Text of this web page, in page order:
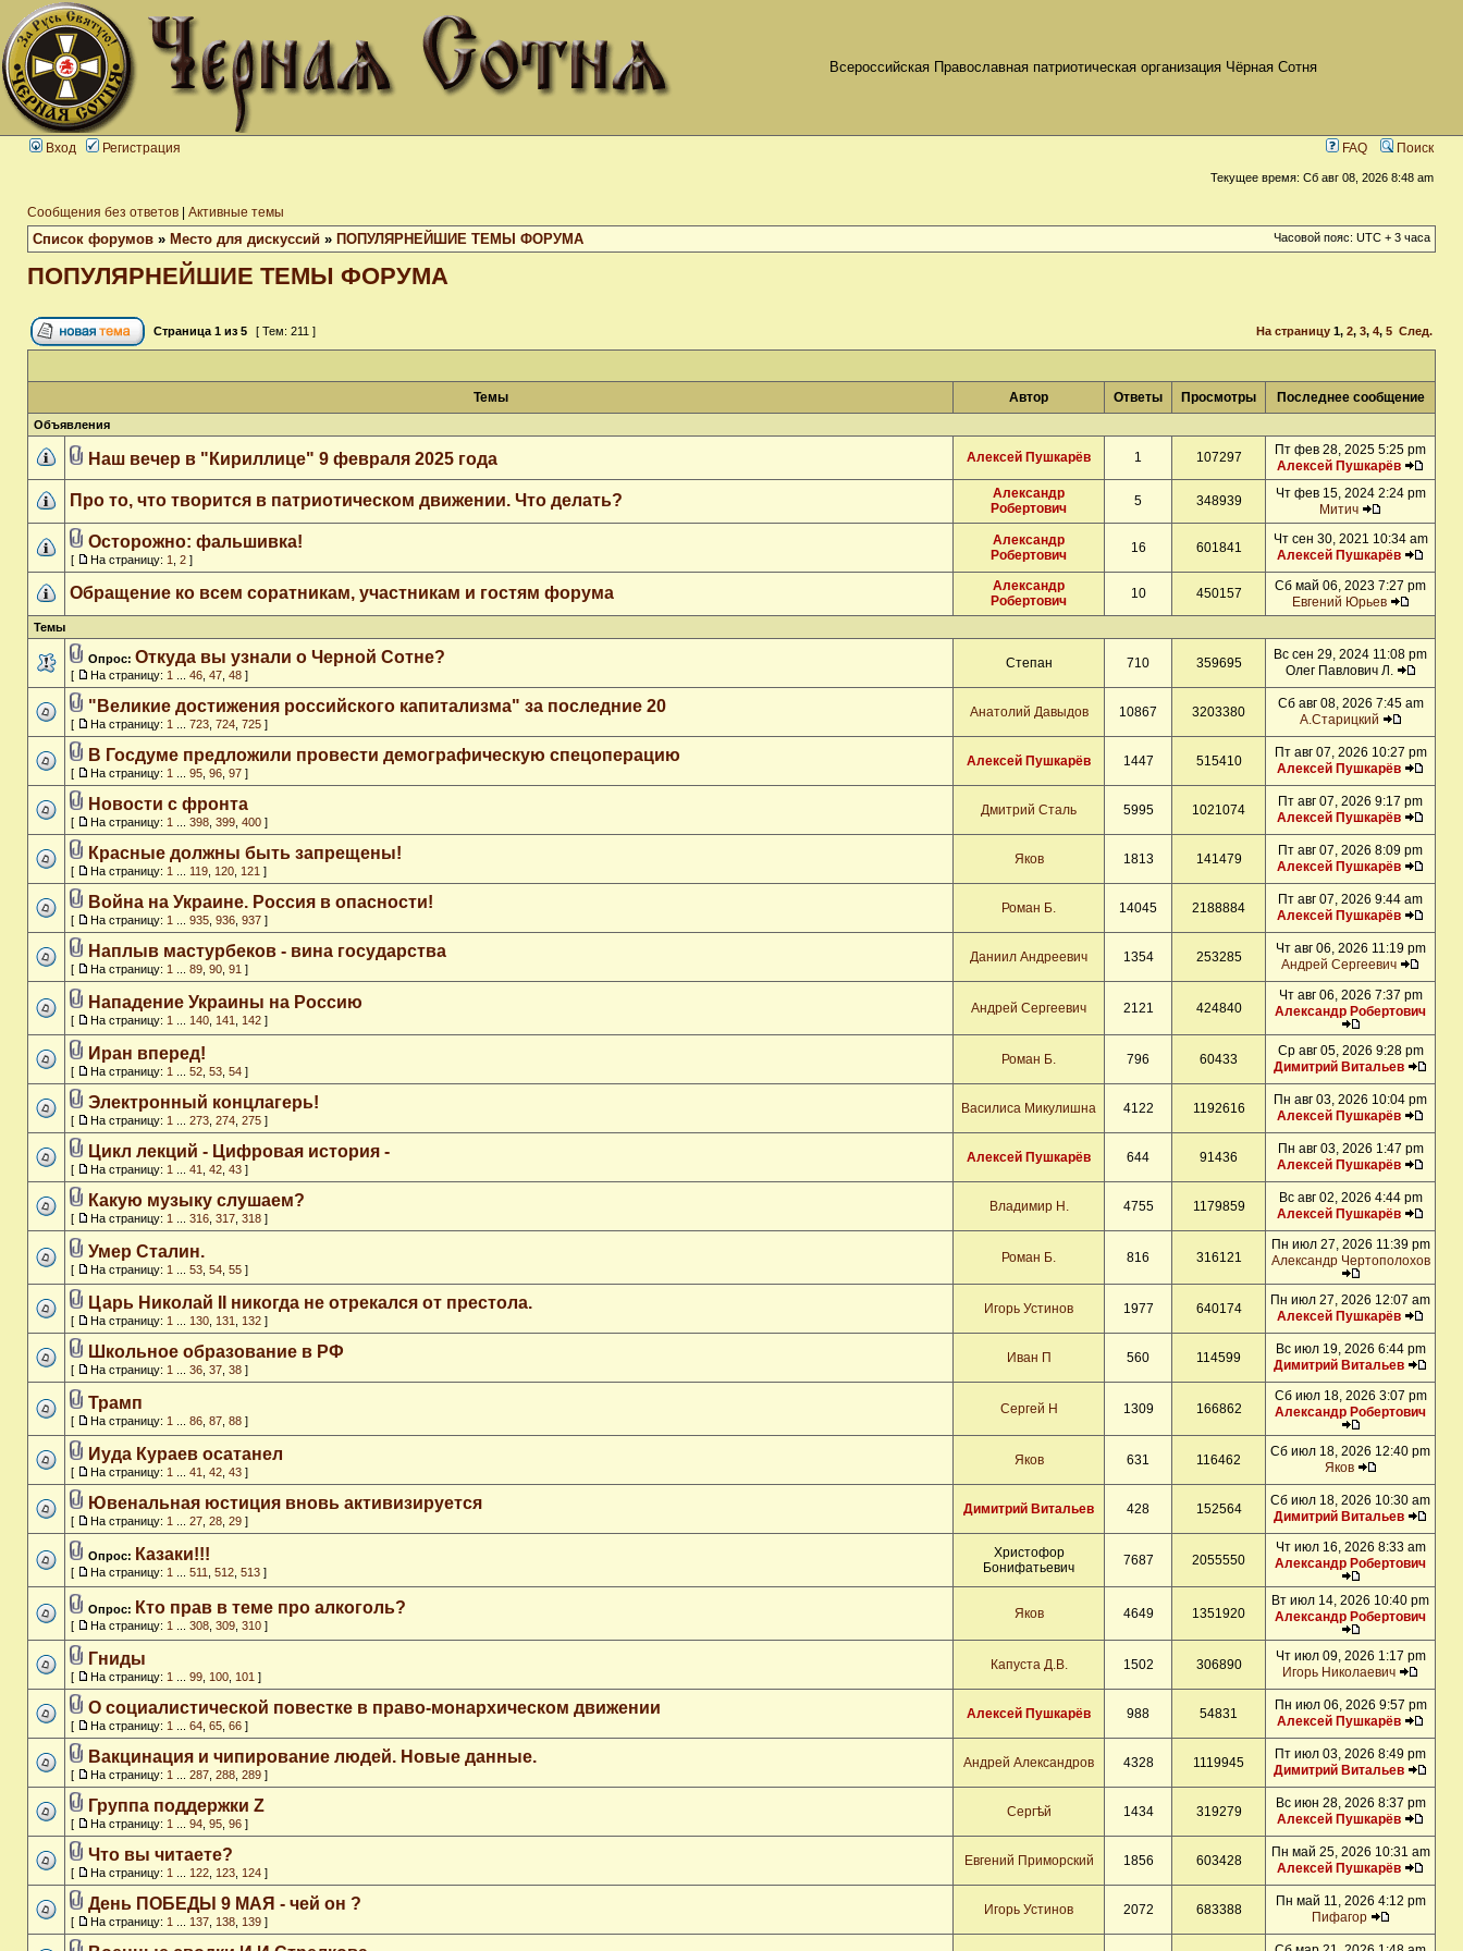
Всероссийская Православная патриотическая организация Чёрная Сотня
Вход Регистрация FAQ Поиск
Текущее время: Сб авг 08, 2026 8:48 am
Сообщения без ответов Активные темы
Список форумов » Место для дискуссий » ПОПУЛЯРНЕЙШИЕ ТЕМЫ ФОРУМА Часовой пояс: UTC + 3 часа
ПОПУЛЯРНЕЙШИЕ ТЕМЫ ФОРУМА
Страница 1 из 5 [ Тем: 211 ] На страницу 1, 2, 3, 4, 5 След.
Темы Автор Ответы Просмотры Последнее сообщение
Объявления
Наш вечер в "Кириллице" 9 февраля 2025 года Алексей Пушкарёв 1 107297
Пт фев 28, 2025 5:25 pm
Алексей Пушкарёв
Про то, что творится в патриотическом движении. Что делать?
Александр
Робертович
5 348939
Чт фев 15, 2024 2:24 pm
Митич
Осторожно: фальшивка!
[ На страницу: 1 2 ]
Александр
Робертович
16 601841
Чт сен 30, 2021 10:34 am
Алексей Пушкарёв
Обращение ко всем соратникам, участникам и гостям форума
Александр
Робертович
10 450157
Сб май 06, 2023 7:27 pm
Евгений Юрьев
Темы
Опрос: Откуда вы узнали о Черной Сотне?
[ На страницу: 1 46 47 48 ]
Степан 710 359695
Вс сен 29, 2024 11:08 pm
Олег Павлович Л.
"Великие достижения российского капитализма" за последние 20
[ На страницу: 1 723 724 725 ]
Анатолий Давыдов 10867 3203380
Сб авг 08, 2026 7:45 am
А.Старицкий
В Госдуме предложили провести демографическую спецоперацию
[ На страницу: 1 95 96 97 ]
Алексей Пушкарёв 1447 515410
Пт авг 07, 2026 10:27 pm
Алексей Пушкарёв
Новости с фронта
[ На страницу: 1 398 399 400 ]
Дмитрий Сталь 5995 1021074
Пт авг 07, 2026 9:17 pm
Алексей Пушкарёв
Красные должны быть запрещены!
[ На страницу: 1 119 120 121 ]
Яков 1813 141479
Пт авг 07, 2026 8:09 pm
Алексей Пушкарёв
Война на Украине. Россия в опасности!
[ На страницу: 1 935 936 937 ]
Роман Б. 14045 2188884
Пт авг 07, 2026 9:44 am
Алексей Пушкарёв
Наплыв мастурбеков - вина государства
[ На страницу: 1 89 90 91 ]
Даниил Андреевич 1354 253285
Чт авг 06, 2026 11:19 pm
Андрей Сергеевич
Нападение Украины на Россию
[ На страницу: 1 140 141 142 ]
Андрей Сергеевич 2121 424840
Чт авг 06, 2026 7:37 pm
Александр Робертович
Иран вперед!
[ На страницу: 1 52 53 54 ]
Роман Б. 796 60433
Ср авг 05, 2026 9:28 pm
Димитрий Витальев
Электронный концлагерь!
[ На страницу: 1 273 274 275 ]
Василиса Микулишна 4122 1192616
Пн авг 03, 2026 10:04 pm
Алексей Пушкарёв
Цикл лекций - Цифровая история -
[ На страницу: 1 41 42 43 ]
Алексей Пушкарёв 644 91436
Пн авг 03, 2026 1:47 pm
Алексей Пушкарёв
Какую музыку слушаем?
[ На страницу: 1 316 317 318 ]
Владимир Н. 4755 1179859
Вс авг 02, 2026 4:44 pm
Алексей Пушкарёв
Умер Сталин.
[ На страницу: 1 53 54 55 ]
Роман Б. 816 316121
Пн июл 27, 2026 11:39 pm
Александр Чертополохов
Царь Николай II никогда не отрекался от престола.
[ На страницу: 1 130 131 132 ]
Игорь Устинов 1977 640174
Пн июл 27, 2026 12:07 am
Алексей Пушкарёв
Школьное образование в РФ
[ На страницу: 1 36 37 38 ]
Иван П 560 114599
Вс июл 19, 2026 6:44 pm
Димитрий Витальев
Трамп
[ На страницу: 1 86 87 88 ]
Сергей Н 1309 166862
Сб июл 18, 2026 3:07 pm
Александр Робертович
Иуда Кураев осатанел
[ На страницу: 1 41 42 43 ]
Яков 631 116462
Сб июл 18, 2026 12:40 pm
Яков
Ювенальная юстиция вновь активизируется
[ На страницу: 1 27 28 29 ]
Димитрий Витальев 428 152564
Сб июл 18, 2026 10:30 am
Димитрий Витальев
Опрос: Казаки!!!
[ На страницу: 1 511 512 513 ]
Христофор
Бонифатьевич
7687 2055550
Чт июл 16, 2026 8:33 am
Александр Робертович
Опрос: Кто прав в теме про алкоголь?
[ На страницу: 1 308 309 310 ]
Яков 4649 1351920
Вт июл 14, 2026 10:40 pm
Александр Робертович
Гниды
[ На страницу: 1 99 100 101 ]
Капуста Д.В. 1502 306890
Чт июл 09, 2026 1:17 pm
Игорь Николаевич
О социалистической повестке в право-монархическом движении
[ На страницу: 1 64 65 66 ]
Алексей Пушкарёв 988 54831
Пн июл 06, 2026 9:57 pm
Алексей Пушкарёв
Вакцинация и чипирование людей. Новые данные.
[ На страницу: 1 287 288 289 ]
Андрей Александров 4328 1119945
Пт июл 03, 2026 8:49 pm
Димитрий Витальев
Группа поддержки Z
[ На страницу: 1 94 95 96 ]
Сергѣй 1434 319279
Вс июн 28, 2026 8:37 pm
Алексей Пушкарёв
Что вы читаете?
[ На страницу: 1 122 123 124 ]
Евгений Приморский 1856 603428
Пн май 25, 2026 10:31 am
Алексей Пушкарёв
День ПОБЕДЫ 9 МАЯ - чей он ?
[ На страницу: 1 137 138 139 ]
Игорь Устинов 2072 683388
Пн май 11, 2026 4:12 pm
Пифагор